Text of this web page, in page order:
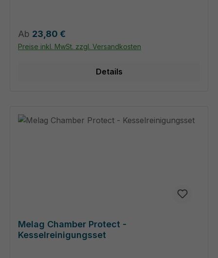
Regulärer Preis:
Ab 23,80 €
Preise inkl. MwSt. zzgl. Versandkosten
Details
Melag Chamber Protect -
Kesselreinigungsset